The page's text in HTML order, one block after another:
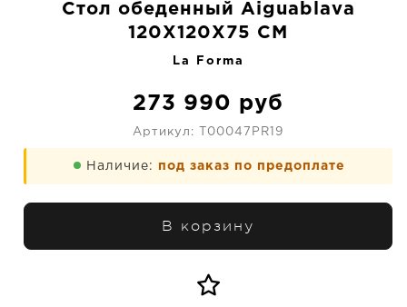
Стол обеденный Aiguablava
120X120X75 CM
La Forma
273 990 руб
Артикул: T00047PR19
Наличие: под заказ по предоплате
В корзину